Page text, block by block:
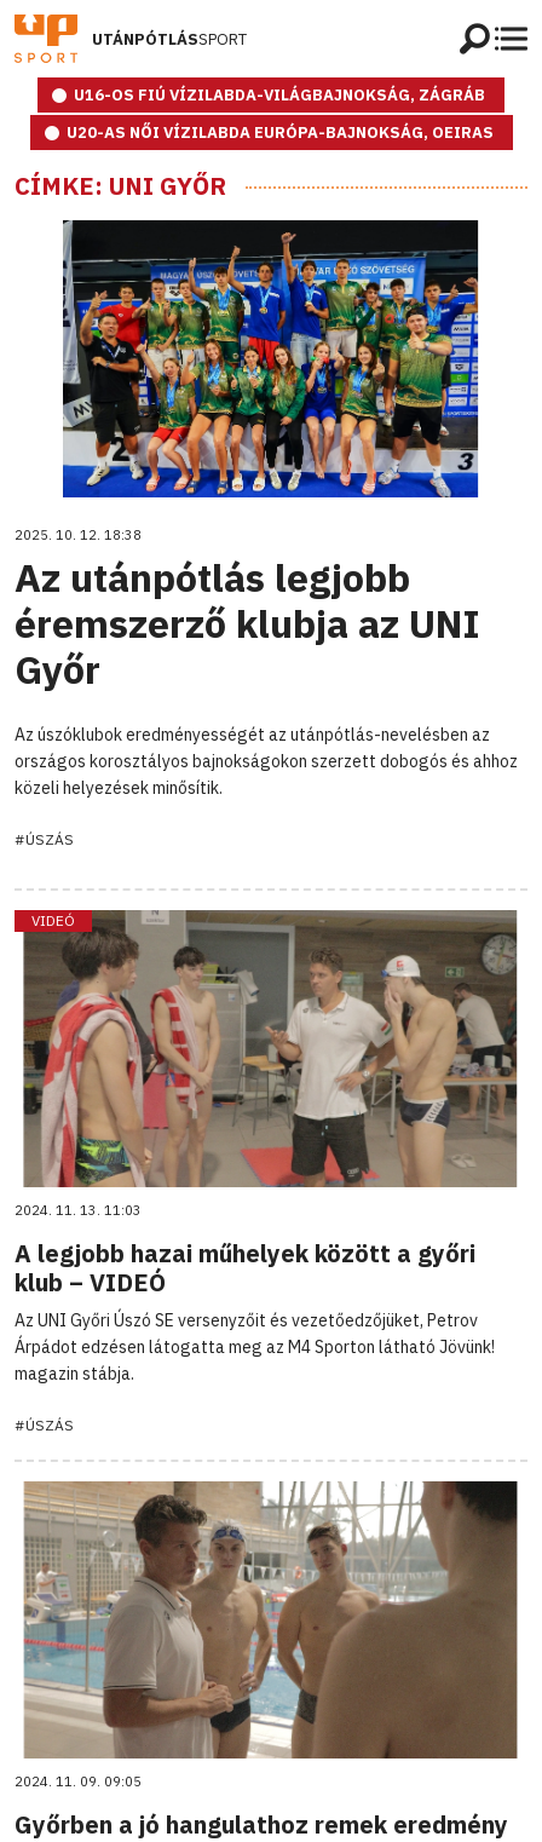
UTÁNPÓTLÁSSPORT
U16-OS FIÚ VÍZILABDA-VILÁGBAJNOKSÁG, ZÁGRÁB
U20-AS NŐI VÍZILABDA EURÓPA-BAJNOKSÁG, OEIRAS
CÍMKE: UNI GYŐR
2025. 10. 12. 18:38
Az utánpótlás legjobb
éremszerző klubja az UNI
Győr
Az úszóklubok eredményességét az utánpótlás-nevelésben az
országos korosztályos bajnokságokon szerzett dobogós és ahhoz
közeli helyezések minősítik.
#ÚSZÁS
VIDEÓ
2024. 11. 13. 11:03
A legjobb hazai műhelyek között a győri
klub – VIDEÓ
Az UNI Győri Úszó SE versenyzőit és vezetőedzőjüket, Petrov
Árpádot edzésen látogatta meg az M4 Sporton látható Jövünk!
magazin stábja.
#ÚSZÁS
2024. 11. 09. 09:05
Győrben a jó hangulathoz remek eredmény